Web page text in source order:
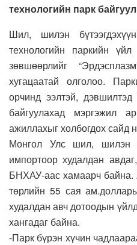
технологийн парк
Шил, шилэн
технологийн паркийн
зөвшөөрлийг
хугацаатай олголоо.
орчинд ээлтэй,
байгуулахад мэргэжил
ажиллахыг холбогдох сайд
Монгол Улс шил, шилэн
импортоор худалдан
БНХАУ-аас хамаарч байна.
төрлийн 55 сая
худалдан авч дотоодын
хангадаг байна.
-Парк бүрэн хүчин